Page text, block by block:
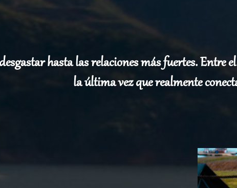
hasta las relaciones más fuertes.
la última vez que realmente